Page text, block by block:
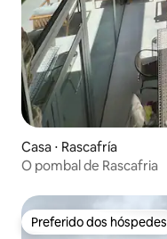
Casa ⋅ Rascafría
O pombal de Rascafria
Preferido dos hóspedes
Preferido dos hóspedes